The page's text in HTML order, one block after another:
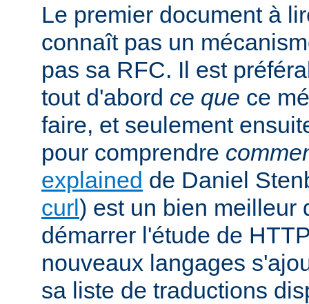
Le premier document à
connaît pas un
pas sa RFC. Il est
tout d'abord ce que ce
faire, et seulement
pour comprendre
explained de Daniel
curl) est un bien meilleur
démarrer l'étude de
nouveaux langages
sa liste de traductions